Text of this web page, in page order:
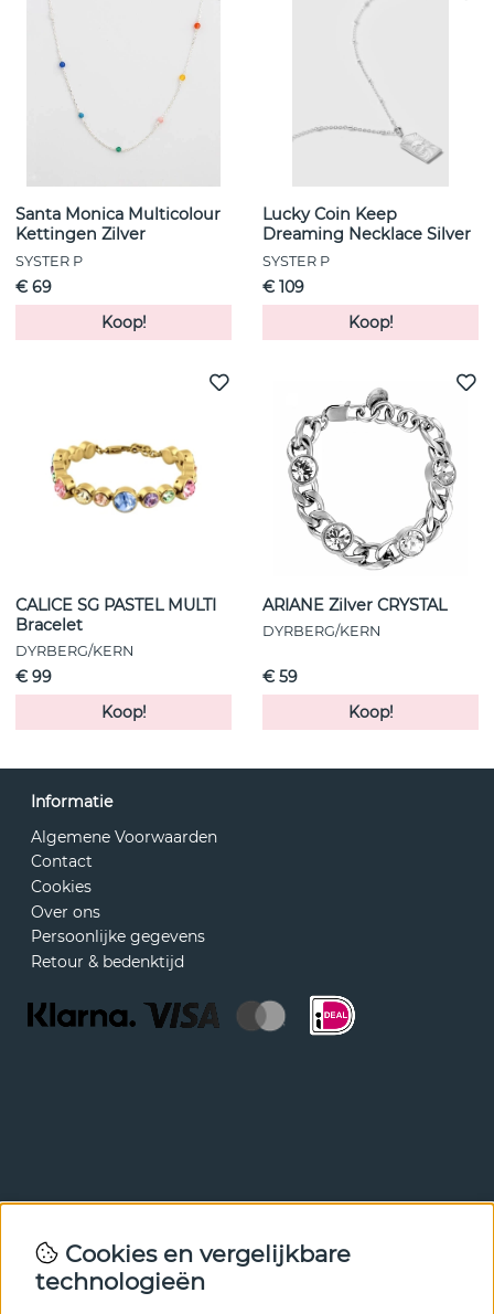
Santa Monica Multicolour
Kettingen Zilver
SYSTER P
€ 69
Koop!
Lucky Coin Keep
Dreaming Necklace Silver
SYSTER P
€ 109
Koop!
CALICE SG PASTEL MULTI
Bracelet
DYRBERG/KERN
€ 99
Koop!
ARIANE Zilver CRYSTAL
DYRBERG/KERN
€ 59
Koop!
Informatie
Algemene Voorwaarden
Contact
Cookies
Over ons
Persoonlijke gegevens
Retour & bedenktijd
Met onze nieuwsbrief ben je als eerste op de hoogte van
nieuws en aanbiedingen. Meld je hieronder aan.
Cookies en vergelijkbare
technologieën